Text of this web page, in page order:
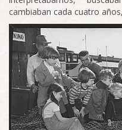
cambiaban cada cuatro